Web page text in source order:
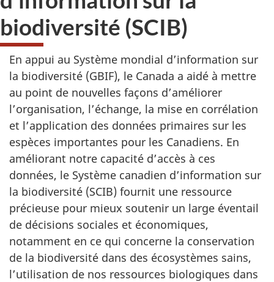
biodiversité (SCIB)
En appui au Système mondial d’information sur
la biodiversité (GBIF), le Canada a aidé à mettre
au point de nouvelles façons d’améliorer
l’organisation, l’échange, la mise en corrélation
et l’application des données primaires sur les
espèces importantes pour les Canadiens. En
améliorant notre capacité d’accès à ces
données, le Système canadien d’information sur
la biodiversité (SCIB) fournit une ressource
précieuse pour mieux soutenir un large éventail
de décisions sociales et économiques,
notamment en ce qui concerne la conservation
de la biodiversité dans des écosystèmes sains,
l’utilisation de nos ressources biologiques dans